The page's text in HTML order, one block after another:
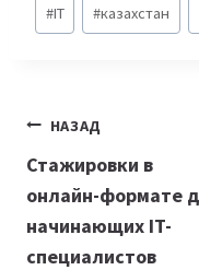
записи:
#IT #казахстан
Навигация
по
записям
НАЗАД
Стажировки в
онлайн-формате
начинающих IT-
специалистов